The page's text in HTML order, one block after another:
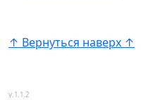
↑ Вернуться наверх ↑
v.1.1.2